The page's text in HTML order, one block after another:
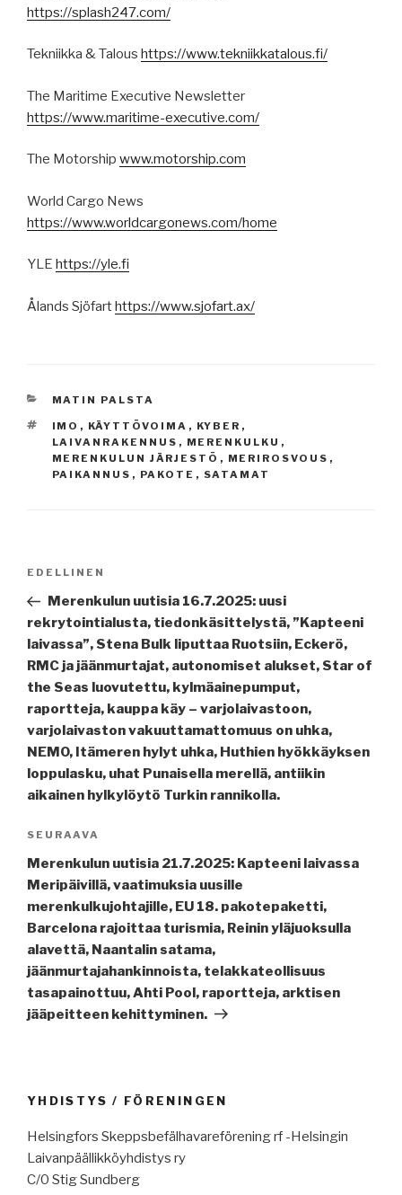
https://splash247.com/
Tekniikka & Talous https://www.tekniikkatalous.fi/
The Maritime Executive Newsletter
https://www.maritime-executive.com/
The Motorship www.motorship.com
World Cargo News
https://www.worldcargonews.com/home
YLE https://yle.fi
Ålands Sjöfarthttps://www.sjofart.ax/
KATEGORIAT
MATIN PALSTA
AVAINSANAT
IMO , KÄYTTÖVOIMA , KYBER ,
LAIVANRAKENNUS , MERENKULKU ,
MERENKULUN JÄRJESTÖ , MERIROSVOUS ,
PAIKANNUS , PAKOTE , SATAMAT
Edellinen
artikkeli
EDELLINEN
Merenkulun uutisia 16.7.2025: uusi
rekrytointialusta, tiedonkäsittelystä, ”Kapteeni
laivassa”, Stena Bulk liputtaa Ruotsiin, Eckerö,
RMC ja jäänmurtajat, autonomiset alukset, Star of
the Seas luovutettu, kylmäainepumput,
raportteja, kauppa käy – varjolaivastoon,
varjolaivaston vakuuttamattomuus on uhka,
NEMO, Itämeren hylyt uhka, Huthien hyökkäyksen
loppulasku, uhat Punaisella merellä, antiikin
aikainen hylkylöytö Turkin rannikolla.
Seuraava
artikkeli
SEURAAVA
Merenkulun uutisia 21.7.2025: Kapteeni laivassa
Meripäivillä, vaatimuksia uusille
merenkulkujohtajille, EU 18. pakotepaketti,
Barcelona rajoittaa turismia, Reinin yläjuoksulla
alavettä, Naantalin satama,
jäänmurtajahankinnoista, telakkateollisuus
tasapainottuu, Ahti Pool, raportteja, arktisen
jääpeitteen kehittyminen.
YHDISTYS / FÖRENINGEN
Helsingfors Skeppsbefälhavareförening rf -Helsingin
Laivanpäällikköyhdistys ry
C/0 Stig Sundberg